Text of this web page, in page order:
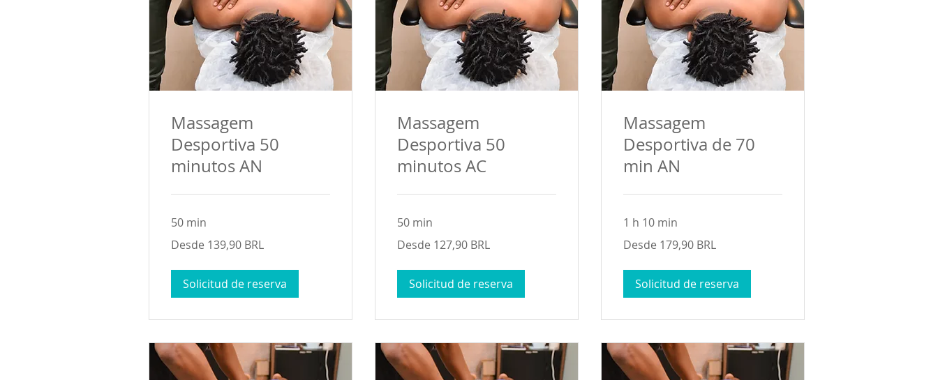
Massagem
Desportiva 50
minutos AN
50 min
139,90
Desde 139,90 BRL
Solicitud de reserva
Massagem
Desportiva 50
minutos AC
50 min
127,90
Desde 127,90 BRL
Solicitud de reserva
Massagem
Desportiva de 70
min AN
1 h 10 min
179,90
Desde 179,90 BRL
Solicitud de reserva